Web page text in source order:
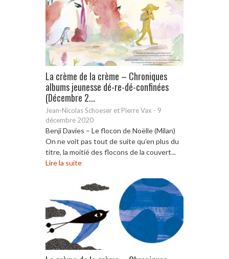
La crème de la crème – Chroniques
albums jeunesse dé-re-dé-confinées
(Décembre 2...
Jean-Nicolas Schoeser et Pierre Vax - 9
décembre 2020
Benji Davies – Le flocon de Noëlle (Milan)
On ne voit pas tout de suite qu’en plus du
titre, la moitié des flocons de la couvert...
Lire la suite